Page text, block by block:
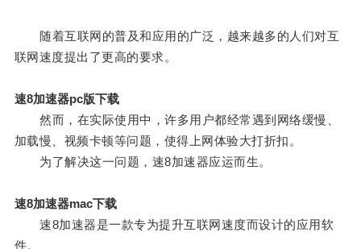
随着互联网的普及和应用的广泛，越来越多的人们对互
联网速度提出了更高的要求。
速8加速器pc版下载
然而，在实际使用中，许多用户都经常遇到网络缓慢、
加载慢、视频卡顿等问题，使得上网体验大打折扣。
为了解决这一问题，速8加速器应运而生。
速8加速器mac下载
速8加速器是一款专为提升互联网速度而设计的应用软
件。